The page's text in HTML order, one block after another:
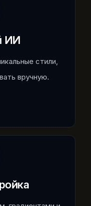
ИИ
стили,
вручную.